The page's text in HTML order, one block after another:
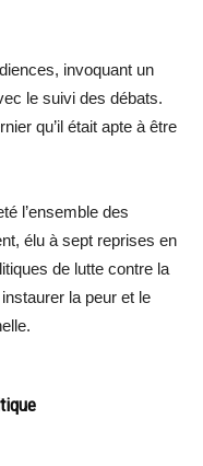
invoquant un
le suivi des débats.
qu’il était apte à être
l’ensemble des
élu à sept reprises en
de lutte contre la
la peur et le